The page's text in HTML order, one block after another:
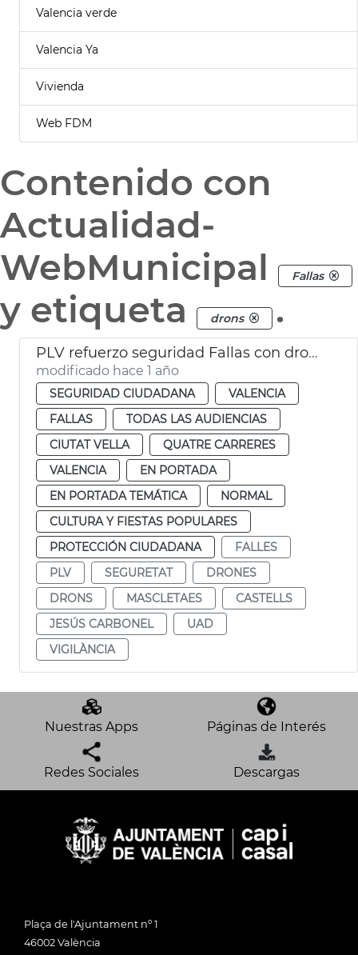
Valencia verde
Valencia Ya
Vivienda
Web FDM
Contenido con
Actualidad-
WebMunicipal
Fallas
y etiqueta drons .
PLV refuerzo seguridad Fallas con drones
modificado hace 1 año
SEGURIDAD CIUDADANA
VALENCIA
FALLAS
TODAS LAS AUDIENCIAS
CIUTAT VELLA
QUATRE CARRERES
VALENCIA
EN PORTADA
EN PORTADA TEMÁTICA
NORMAL
CULTURA Y FIESTAS POPULARES
PROTECCIÓN CIUDADANA
FALLES
PLV
SEGURETAT
DRONES
DRONS
MASCLETAES
CASTELLS
JESÚS CARBONEL
UAD
VIGILÀNCIA
Nuestras Apps Páginas de Interés
Redes Sociales Descargas
Plaça de l'Ajuntament nº 1
46002 València